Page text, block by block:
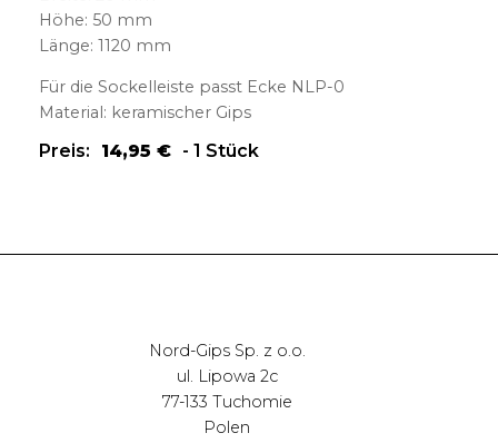
Höhe: 50 mm
Länge: 1120 mm
Für die Sockelleiste passt Ecke NLP-0
Material: keramischer Gips
Preis: 14,95 € - 1 Stück
Nord-Gips Sp. z o.o.
ul. Lipowa 2c
77-133 Tuchomie
Polen